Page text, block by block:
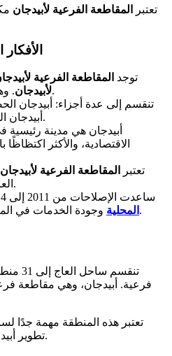
تعتبر المقاطعة الفرعية لأبيدجان
توجد المقاطعة الفرعية
لأبيدجان. وهي أساسية كقسم إداري.
تنقسم إلى عدة أجزاء: أبيدجان
أبيدجان الجنوبية، وأبيدجان الريفية.
أبيدجان هي مدينة رئيسية
الاقتصادية، والأكثر
تعتبر
المقاطعة الفرعية لأبيدجان
العاصمة الاقتصادية العاجية.
ساعدت الإصلاحات من 2011 إلى 2014 في تحسين
المحلية وجودة الخدمات في المقاطعة الفرعية لأبيدجان.
فرعية. أبيدجان، وهي مقاطعة
تعتبر هذه المنطقة مهمة جدًا
تطوير أبيدجان، العاصمة الاقتصادية للبلاد.